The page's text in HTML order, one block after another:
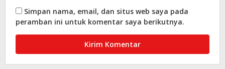
Simpan nama, email, dan situs web saya pada
peramban ini untuk komentar saya berikutnya.